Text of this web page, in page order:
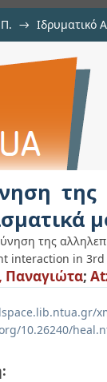
→ Ιδρυματικό
της
interaction in
Παναγιώτα;
10.26240/